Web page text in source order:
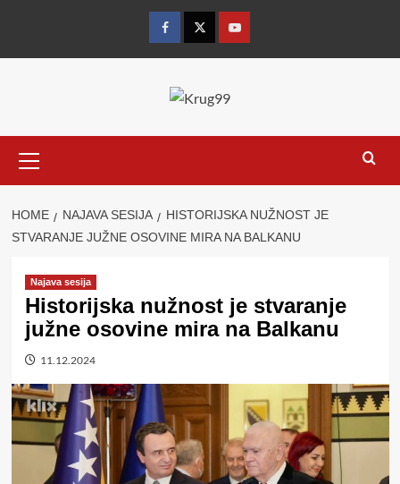
content
FacebookTwitterYouTube
Menu
HOME NAJAVA SESIJA
HISTORIJSKA NUŽNOST JE
STVARANJE JUŽNE OSOVINE MIRA NA BALKANU
Najava sesija
Historijska nužnost je stvaranje
južne osovine mira na Balkanu
11.12.2024